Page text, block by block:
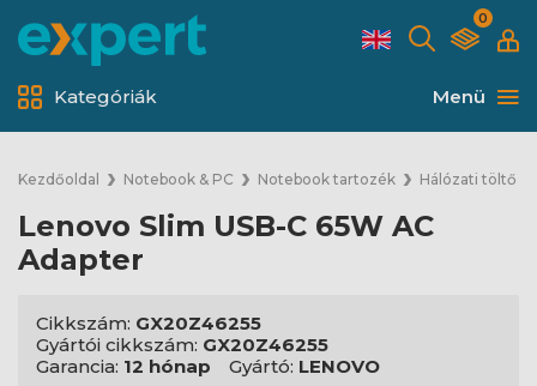
0
Menü
Kategóriák
Kezdőoldal Notebook & PC Notebook tartozék Hálózati töltő
Lenovo Slim USB-C 65W AC
Adapter
Cikkszám: GX20Z46255
Gyártói cikkszám: GX20Z46255
Garancia: 12 hónap Gyártó: LENOVO